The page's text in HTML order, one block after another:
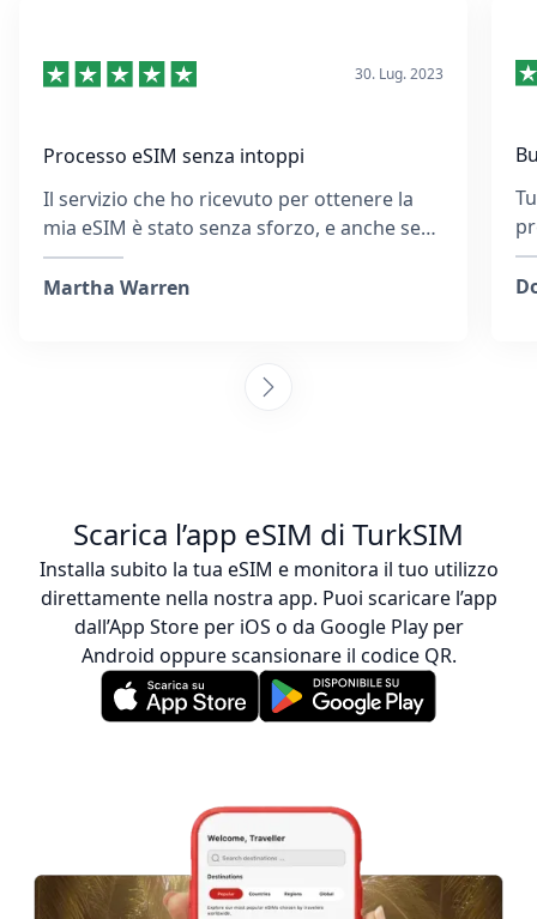
30. Lug. 2023
Processo eSIM senza intoppi
Il servizio che ho ricevuto per ottenere la
mia eSIM è stato senza sforzo, e anche se
avevo inserito l'indirizzo email sbagliato, il
team ha risposto rapidamente ed è stato
fossi connesso. Collezionare SIM card in
ogni destinazione è stancante, ma sono
Martha Warren
Scarica l’app eSIM di TurkSIM
Installa subito la tua eSIM e monitora il tuo utilizzo
direttamente nella nostra app. Puoi scaricare l’app
dall’App Store per iOS o da Google Play per
Android oppure scansionare il codice QR.